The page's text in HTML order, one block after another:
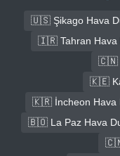
🇺🇸 Şikago Hava
🇮🇷 Tahran Hava
🇨🇳
🇰🇪
🇰🇷 İncheon Hava
🇧🇴 La Paz Hava
🇨🇳